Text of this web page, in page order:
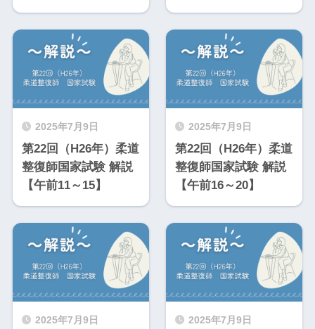
2025年7月9日
第22回（H26年）柔道
整復師国家試験 解説
【午前11～15】
2025年7月9日
第22回（H26年）柔道
整復師国家試験 解説
【午前16～20】
2025年7月9日 2025年7月9日